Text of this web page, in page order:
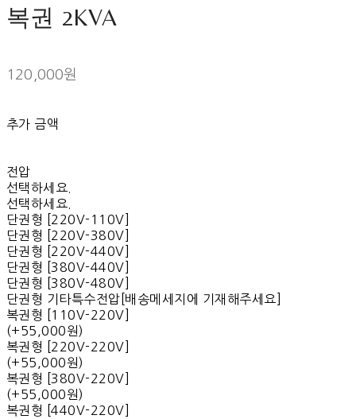
복권 2KVA
120,000원
추가 금액
전압
선택하세요.
선택하세요.
단권형 [220V-110V]
단권형 [220V-380V]
단권형 [220V-440V]
단권형 [380V-440V]
단권형 [380V-480V]
단권형 기타특수전압[배송메세지에 기재해주세요]
복권형 [110V-220V]
(+55,000원)
복권형 [220V-220V]
(+55,000원)
복권형 [380V-220V]
(+55,000원)
복권형 [440V-220V]